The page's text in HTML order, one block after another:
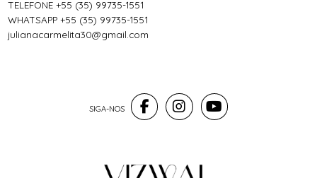
TELEFONE +55 (35) 99735-1551
WHATSAPP +55 (35) 99735-1551
julianacarmelita30@gmail.com